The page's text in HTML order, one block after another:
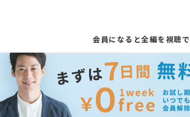
会員になると全編を視聴